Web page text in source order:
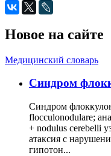
Новое на сайте
Медицинский словарь
Cиндром
Синдром
flocculonodulare;
+ nodulus cerebelli
атаксия с
гипотон...